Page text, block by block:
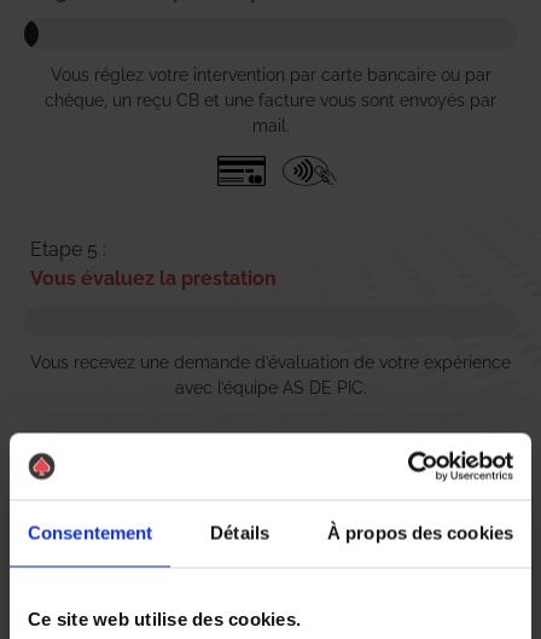
Consentement Détails À propos des cookies
Ce site web utilise des cookies.
Vous réglez votre intervention par carte bancaire ou par
chèque, un reçu CB et une facture vous sont envoyés par
mail.
Etape 5 :
Vous évaluez la prestation
Vous recevez une demande d’évaluation de votre expérience
avec l’équipe AS DE PIC.
Nous avons pensé à tout
Comment détecter la punaise de lit ?